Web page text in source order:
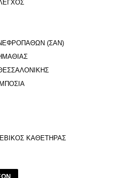
(ΣΑΝ)
ΚΑΘΕΤΗΡΑΣ